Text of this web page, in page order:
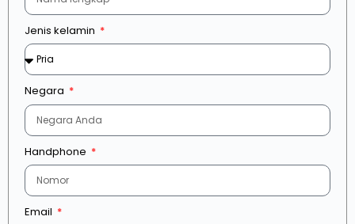
Jenis kelamin
Negara
Handphone
Email